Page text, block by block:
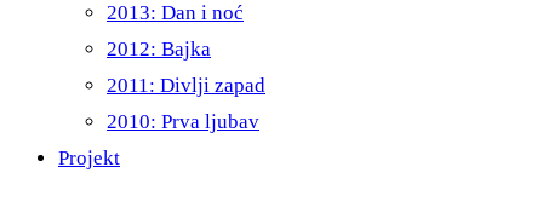
2013: Dan i noć
2012: Bajka
2011: Divlji zapad
2010: Prva ljubav
Projekt